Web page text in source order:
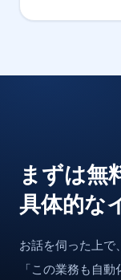
まずは無
具体的な
お話を伺った上で
「この業務も自